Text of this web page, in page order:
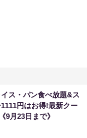
イス・パン食べ放題&ス
円はお得!最新クー
9月23日まで》